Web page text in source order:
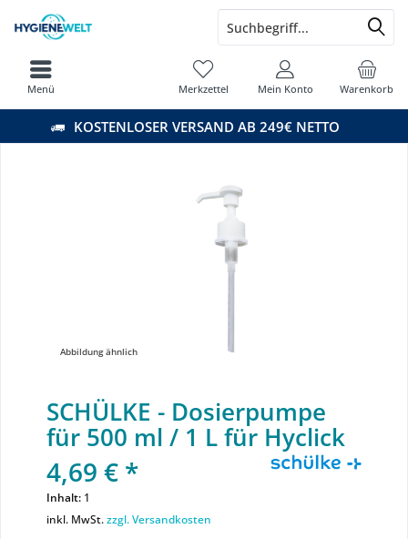
KOSTENLOSER VERSAND AB 249€ NETTO
Warenkorb
Merkzettel Mein Konto
Menü
Abbildung ähnlich
SCHÜLKE - Dosierpumpe
für 500 ml / 1 L für Hyclick
4,69 € *
Inhalt: 1
inkl. MwSt.zzgl. Versandkosten